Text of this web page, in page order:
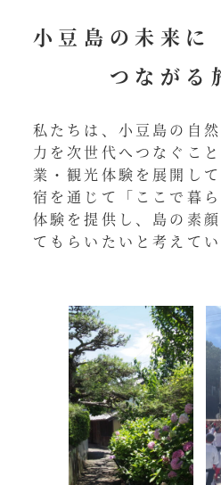
小豆島の未来に
つながる
私たちは、小豆島の自
力を次世代へつなぐこ
業・観光体験を展開し
宿を通じて「ここで暮
体験を提供し、島の素
てもらいたいと考えてい